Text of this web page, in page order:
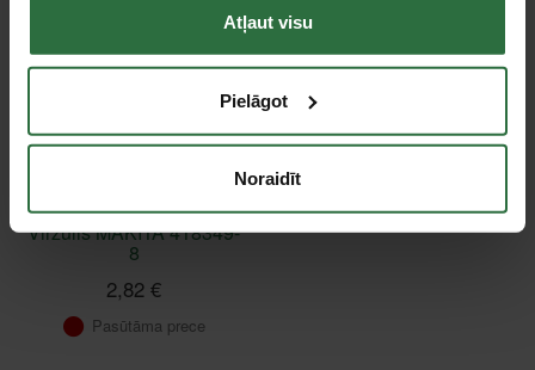
Atļaut visu
Pielāgot
Noraidīt
Virzulis MAKITA 418349-
8
2,82 €
Pasūtāma prece